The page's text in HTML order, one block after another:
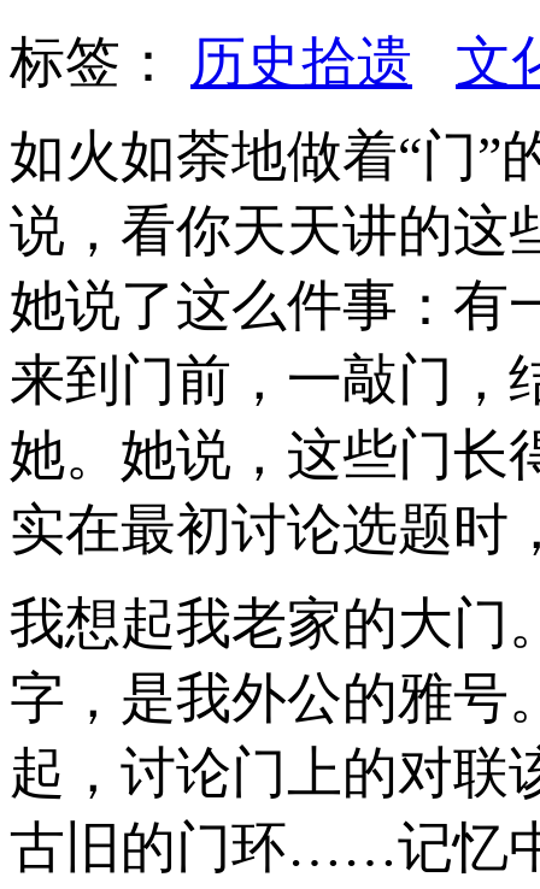
标签： 历史拾遗
文
如火如荼地做着“门”
说，看你天天讲的这
她说了这么件事：有
来到门前，一敲门，
她。她说，这些门长
实在最初讨论选题时
我想起我老家的大门
字，是我外公的雅号
起，讨论门上的对联
古旧的门环……记忆